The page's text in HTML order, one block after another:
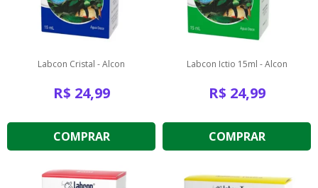
Labcon Cristal - Alcon
R$ 24,99
COMPRAR
Labcon Ictio 15ml - Alcon
R$ 24,99
COMPRAR